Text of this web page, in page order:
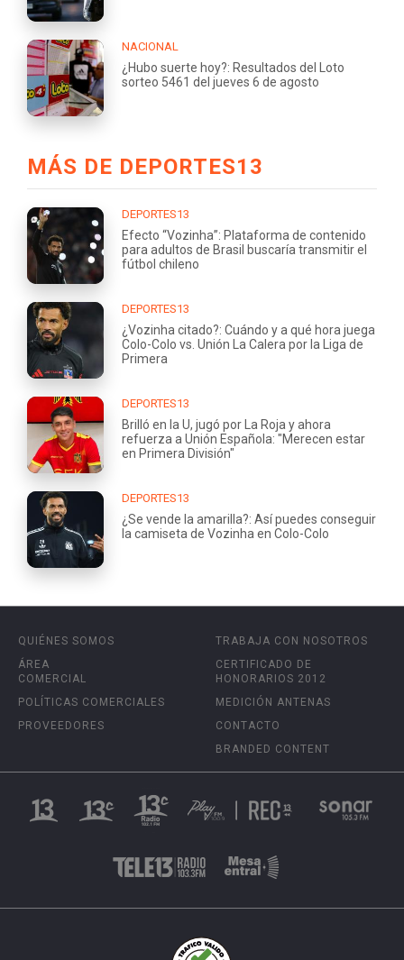
NACIONAL
¿Hubo suerte hoy?: Resultados del Loto
sorteo 5461 del jueves 6 de agosto
MÁS DE DEPORTES13
DEPORTES13
Efecto “Vozinha”: Plataforma de contenido
para adultos de Brasil buscaría transmitir el
fútbol chileno
DEPORTES13
¿Vozinha citado?: Cuándo y a qué hora juega
Colo-Colo vs. Unión La Calera por la Liga de
Primera
DEPORTES13
Brilló en la U, jugó por La Roja y ahora
refuerza a Unión Española: "Merecen estar
en Primera División"
DEPORTES13
¿Se vende la amarilla?: Así puedes conseguir
la camiseta de Vozinha en Colo-Colo
QUIÉNES SOMOS
ÁREA
COMERCIAL
POLÍTICAS COMERCIALES
PROVEEDORES
TRABAJA CON NOSOTROS
CERTIFICADO DE
HONORARIOS 2012
MEDICIÓN ANTENAS
CONTACTO
BRANDED CONTENT